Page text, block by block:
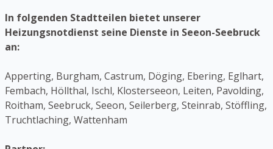
In folgenden Stadtteilen bietet unserer
Heizungsnotdienst seine Dienste in Seeon-Seebruck
an:
Apperting, Burgham, Castrum, Döging, Ebering, Eglhart,
Fembach, Höllthal, Ischl, Klosterseeon, Leiten, Pavolding,
Roitham, Seebruck, Seeon, Seilerberg, Steinrab, Stöffling,
Truchtlaching, Wattenham